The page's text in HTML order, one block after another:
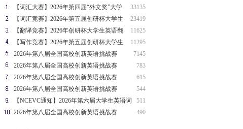
33135
【词汇大赛】2026年第四届“外文奖”大学
生
23419
【词汇竞赛】2026年第五届创研杯大学生
英语
11625
【翻译竞赛】2026年创研杯大学生英语翻
译竞
11295
【写作竞赛】2026年第五届创研杯大学生
英语
7145
2026年第八届全国高校创新英语挑战赛
（NCIE
783
2026年第八届全国高校创新英语挑战赛
615
2026年第八届全国高校创新英语挑战赛
（NCIE
544
2026年第八届全国高校创新英语挑战赛
（NCIE
511
【NCEVC通知】2026年第六届大学生英语词
汇
490
2026年第八届全国高校创新英语挑战赛